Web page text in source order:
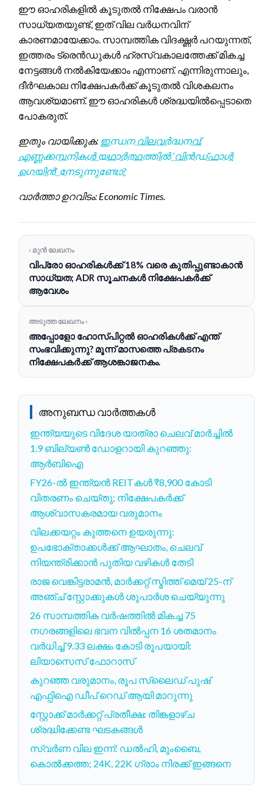
ഈ ഓഹരികളിൽ കൂടുതൽ നിക്ഷേപം വരാൻ
സാധ്യതയുണ്ട്, ഇത് വില വർധനവിന്
കാരണമായേക്കാം. സാമ്പത്തിക വിദഗ്ദ്ധർ പറയുന്നത്,
ഇത്തരം ട്രെൻഡുകൾ ഹ്രസ്വകാലത്തേക്ക് മികച്ച
നേട്ടങ്ങൾ നൽകിയേക്കാം എന്നാണ്. എന്നിരുന്നാലും,
ദീർഘകാല നിക്ഷേപകർക്ക് കൂടുതൽ വിശകലനം
ആവശ്യമാണ്. ഈ ഓഹരികൾ ശ്രദ്ധയിൽപ്പെടാതെ
പോകരുത്.
ഇതും വായിക്കുക: ഇന്ധന വിലവർദ്ധനവ്:
എണ്ണക്കമ്പനികൾ യഥാർത്ഥത്തിൽ ‘വിൻഡ്‌ഫാൾ
ഗെയിൻ’ നേടുന്നുണ്ടോ?
വാർത്താ ഉറവിടം: Economic Times.
‹ മുൻ ലേഖനം
വിപ്രോ ഓഹരികൾക്ക് 18% വരെ കുതിപ്പുണ്ടാകാൻ
സാധ്യത; ADR സൂചനകൾ നിക്ഷേപകർക്ക്
ആവേശം
അടുത്ത ലേഖനം ›
അപ്പോളോ ഹോസ്പിറ്റൽ ഓഹരികൾക്ക് എന്ത്
സംഭവിക്കുന്നു? മൂന്ന് മാസത്തെ പ്രകടനം
നിക്ഷേപകർക്ക് ആശങ്കാജനകം.
അനുബന്ധ വാർത്തകൾ
ഇന്ത്യയുടെ വിദേശ യാത്രാ ചെലവ് മാർച്ചിൽ
1.9 ബില്യൺ ഡോളറായി കുറഞ്ഞു:
ആർബിഐ
FY26-ൽ ഇന്ത്യൻ REITകൾ ₹8,900 കോടി
വിതരണം ചെയ്തു; നിക്ഷേപകർക്ക്
ആശ്വാസകരമായ വരുമാനം
വിലക്കയറ്റം കുത്തനെ ഉയരുന്നു:
ഉപഭോക്താക്കൾക്ക് ആഘാതം, ചെലവ്
നിയന്ത്രിക്കാൻ പുതിയ വഴികൾ തേടി
രാജ വെങ്കിട്ടരാമൻ, മാർക്കറ്റ് സ്മിത്ത് മെയ് 25-ന്
അഞ്ച് സ്റ്റോക്കുകൾ ശുപാർശ ചെയ്യുന്നു
26 സാമ്പത്തിക വർഷത്തിൽ മികച്ച 75
നഗരങ്ങളിലെ ഭവന വിൽപ്പന 16 ശതമാനം
വർധിച്ച് 9.33 ലക്ഷം കോടി രൂപയായി:
ലിയാസെസ് ഫോറാസ്
കുറഞ്ഞ വരുമാനം, രൂപ സ്ലൈഡ് പുഷ്
എഫ്പിഐ ഡീപ് റെഡ് ആയി മാറുന്നു
സ്റ്റോക്ക് മാർക്കറ്റ് പ്രതീക്ഷ: തിങ്കളാഴ്ച
ശ്രദ്ധിക്കേണ്ട ഘടകങ്ങൾ
സ്വർണ വില ഇന്ന്: ഡൽഹി, മുംബൈ,
കൊൽക്കത്ത; 24K, 22K ഗ്രാം നിരക്ക് ഇങ്ങനെ